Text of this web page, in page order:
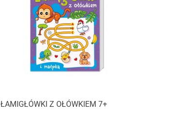
ŁAMIGŁÓWKI Z OŁÓWKIEM 7+